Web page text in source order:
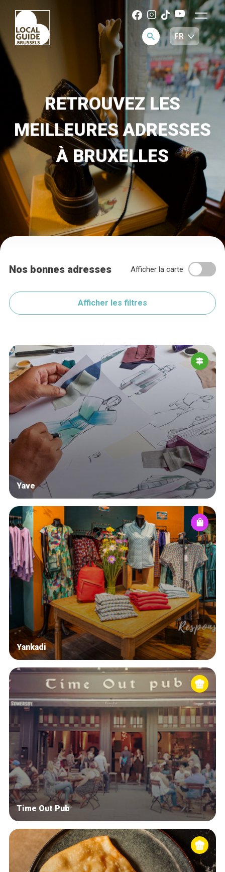
RETROUVEZ LES
MEILLEURES ADRESSES
À BRUXELLES
Nos bonnes adresses Afficher la carte
Afficher les filtres
Yave
Yankadi
Time Out Pub